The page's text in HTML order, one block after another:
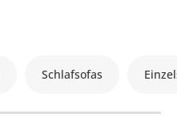
Schlafsofas